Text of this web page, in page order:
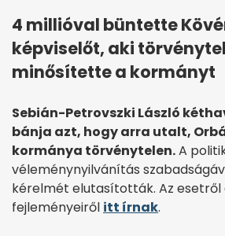
4 millióval büntette
képviselőt, aki
minősítette a kormányt
Sebián-Petrovszki László
bánja azt, hogy arra utalt,
kormánya törvénytelen.A
véleménynyilvánítás
kérelmét elutasították. Az esetről
fejleményeiről itt írnak.